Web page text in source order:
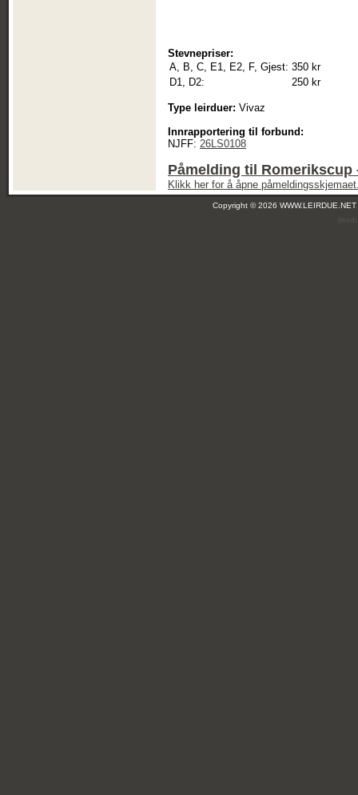
Stevnepriser:
A, B, C, E1, E2, F, Gjest: 350 kr
D1, D2:
250 kr
Type leirduer: Vivaz
Innrapportering til forbund:
NJFF: 26LS0108
Påmelding til Romerikscup
Klikk her for å åpne
Copyright © 2026